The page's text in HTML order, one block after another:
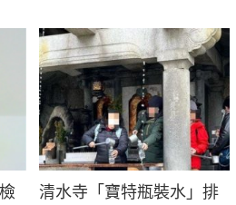
清水寺「寶特瓶裝水」排